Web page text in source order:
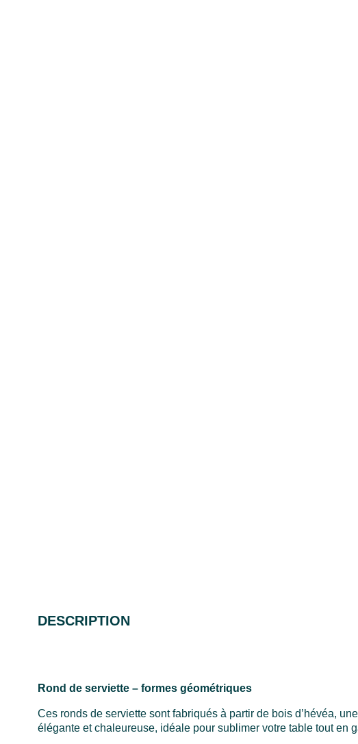
DESCRIPTION
Rond de serviette – formes géométriques
Ces ronds de serviette sont fabriqués à partir de bois d’hévéa,
élégante et chaleureuse, idéale pour sublimer votre table tout en